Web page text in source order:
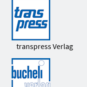
transpress Verlag